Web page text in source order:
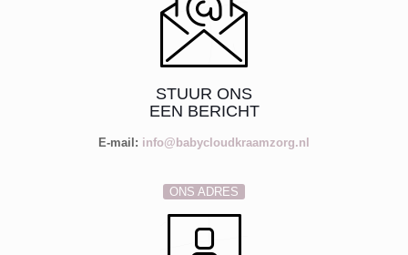
STUUR ONS
EEN BERICHT
E-mail: info@babycloudkraamzorg.nl
ONS ADRES